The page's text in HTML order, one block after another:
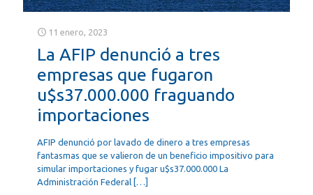
11 enero, 2023
La AFIP denunció a tres
empresas que fugaron
u$s37.000.000 fraguando
importaciones
AFIP denunció por lavado de dinero a tres empresas
fantasmas que se valieron de un beneficio impositivo para
simular importaciones y fugar u$s37.000.000 La
Administración Federal […]